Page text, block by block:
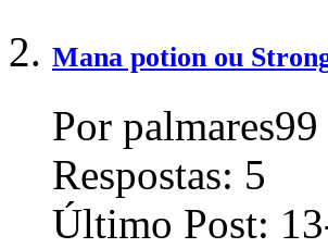
Mana potion ou
Por
Respostas: 5
Último Post: